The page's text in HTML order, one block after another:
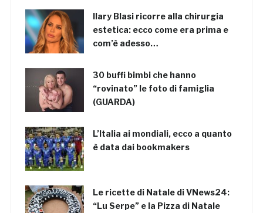
Ilary Blasi ricorre alla chirurgia
estetica: ecco come era prima e
com’è adesso…
30 buffi bimbi che hanno
“rovinato” le foto di famiglia
(GUARDA)
L’Italia ai mondiali, ecco a quanto
è data dai bookmakers
Le ricette di Natale di VNews24:
“Lu Serpe” e la Pizza di Natale